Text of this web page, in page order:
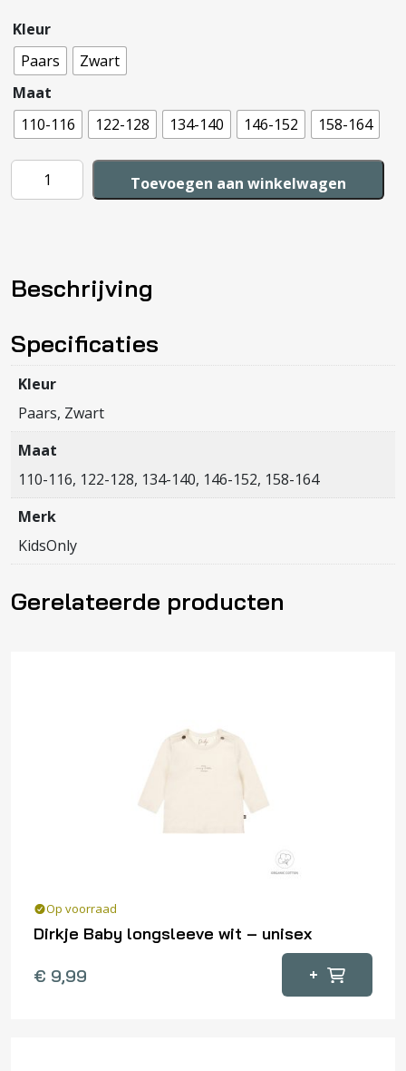
Kleur
Paars
Zwart
Maat
110-116
122-128 134-140 146-152 158-164
KidsOnly
DREA
JRS
aantal
Toevoegen aan winkelwagen
Beschrijving
Specificaties
Kleur
Paars, Zwart
Maat
110-116, 122-128, 134-140, 146-152, 158-164
Merk
KidsOnly
Gerelateerde producten
Op voorraad
Dirkje Baby longsleeve wit – unisex
€ 9,99 +
product